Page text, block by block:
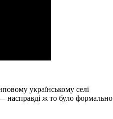
українському селі
насправді ж то було формально